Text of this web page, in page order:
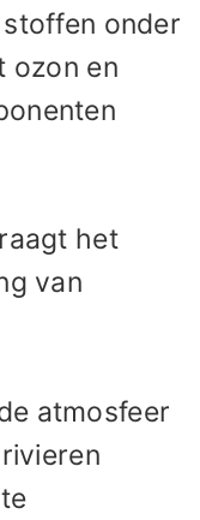
onder
ozon en
het
van
atmosfeer